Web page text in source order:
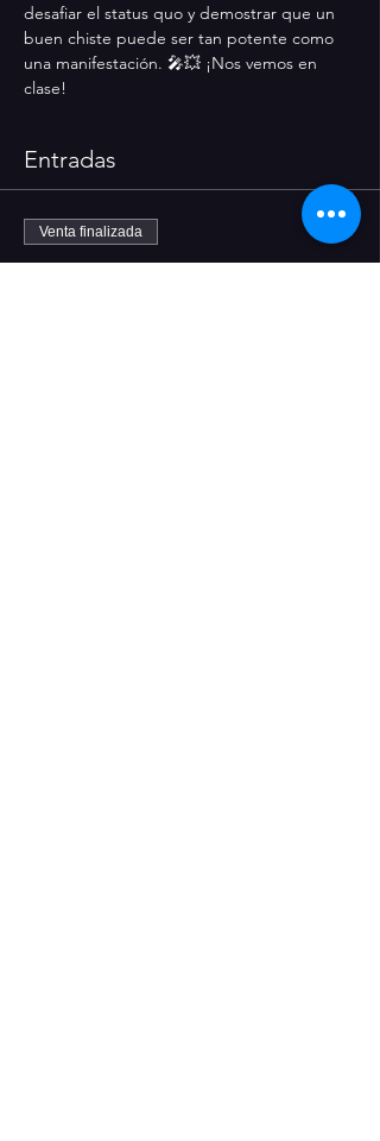
desafiar el status quo y demostrar que un
buen chiste puede ser tan potente como
una manifestación. 🎤💥 ¡Nos vemos en
clase!
Entradas
Venta finalizada
Tipo de entrada